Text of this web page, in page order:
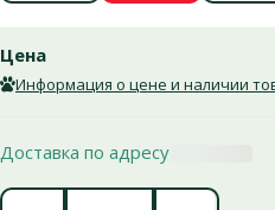
Цена
Информация о цене и наличии
Доставка по адресу